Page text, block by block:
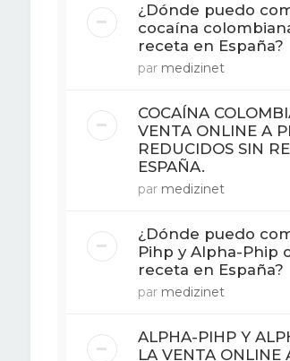
¿Dónde puedo
cocaína
receta en España?
par medizinet
COCAÍNA
VENTA ONLINE A
REDUCIDOS SIN
ESPAÑA.
par medizinet
¿Dónde puedo
Pihp y Alpha-Phip
receta en España?
par medizinet
ALPHA-PIHP Y
LA VENTA ONLINE